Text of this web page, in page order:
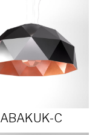
ABAKUK-C